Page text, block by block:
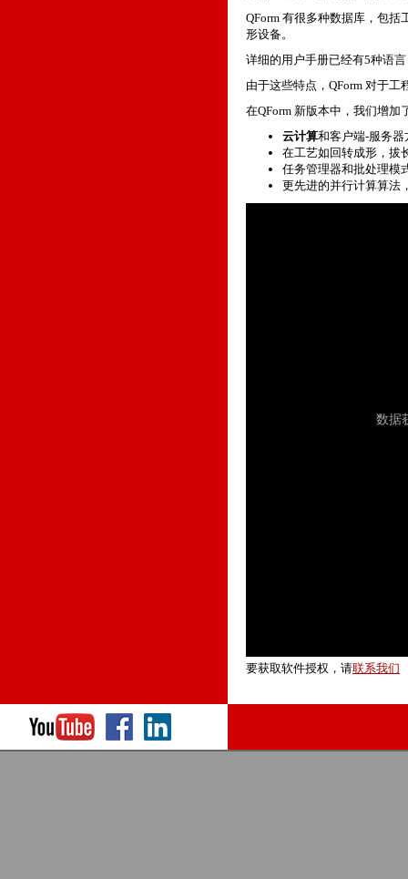
QForm 有很多种数据库，包
形设备。
详细的用户手册已经有5种语
由于这些特点，QForm 对于
在QForm 新版本中，我们增加
云计算和客户端-服务器
在工艺如回转成形，拔
任务管理器和批处理模
更先进的并行计算算法
要获取软件授权，请联系我们